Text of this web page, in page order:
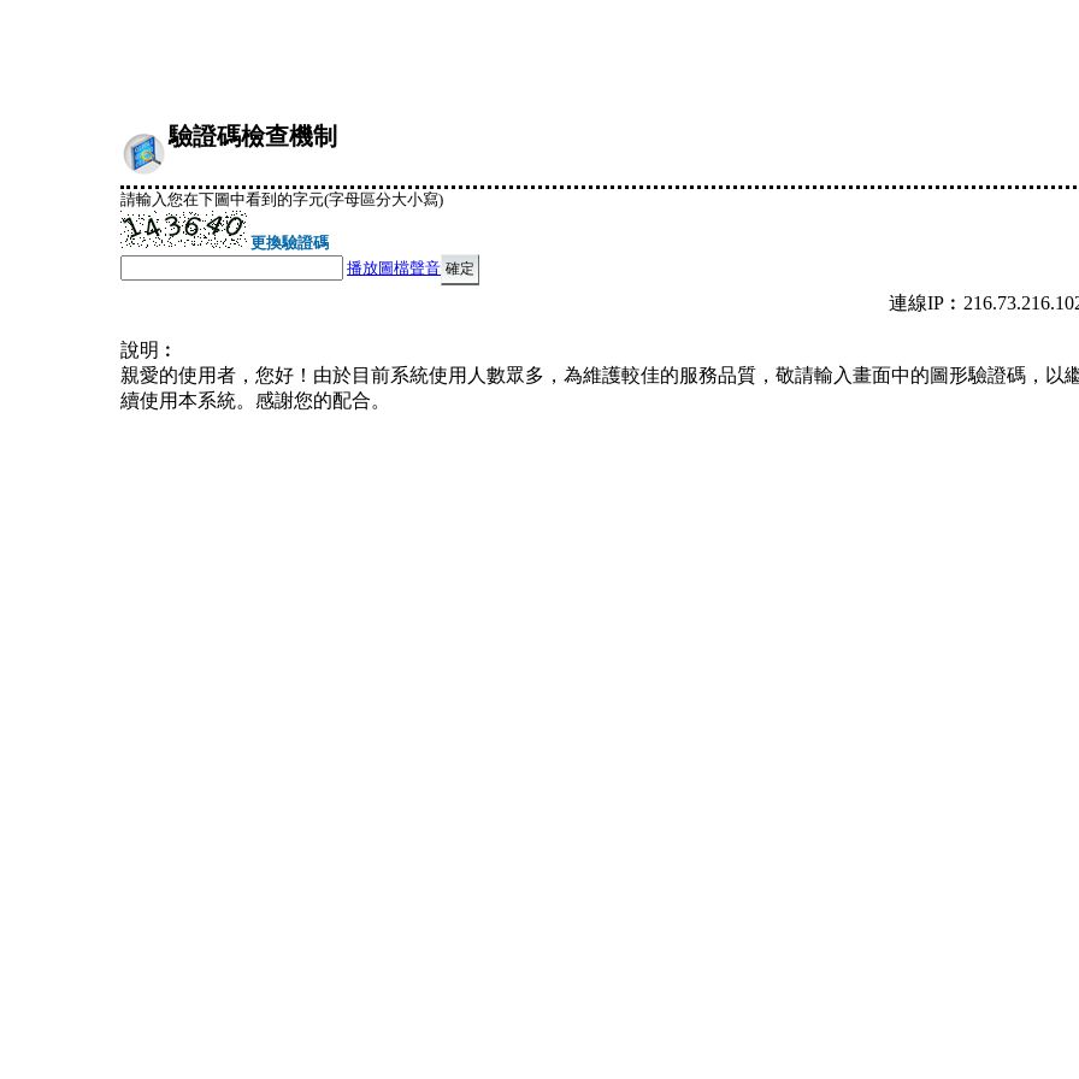
驗證碼檢查機制
請輸入您在下圖中看到的字元(字母區分大小寫)
更換驗證碼
播放圖檔聲音
連線
說明︰
親愛的使用者，您好！由於目前系統使用人數眾多，為維護較佳的服務品質，敬請輸入畫面中的圖形驗證碼，以
續使用本系統。感謝您的配合。